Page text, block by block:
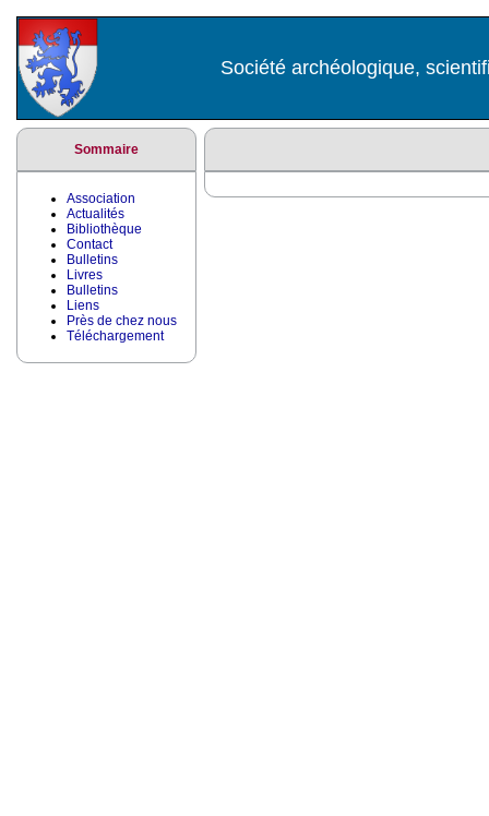
Société archéologique,
Sommaire
Association
Actualités
Bibliothèque
Contact
Bulletins
Livres
Bulletins
Liens
Près de chez nous
Téléchargement